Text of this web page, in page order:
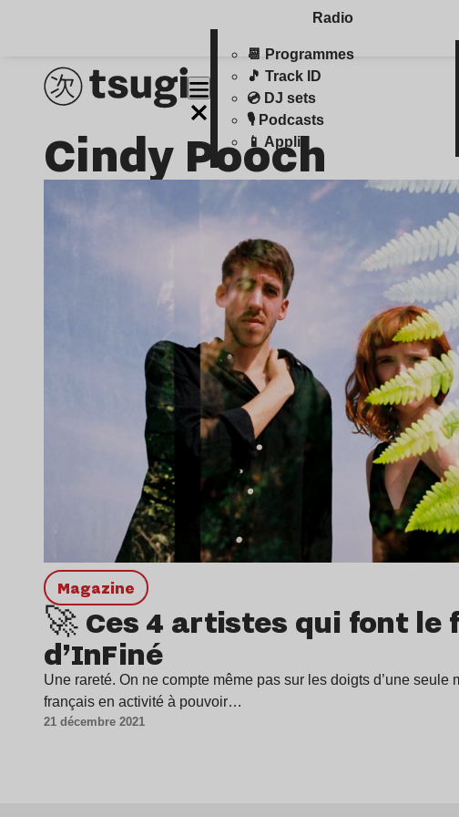
Radio
📆 Programmes
🎵 Track ID
💿 DJ sets
🎙️ Podcasts
📱 Appli
Cindy Pooch
magazine
🚀 Ces 4 artistes qui font le
d’InFiné
Une rareté. On ne compte même pas sur les doigts d’une seule
français en activité à pouvoir…
21 décembre 2021